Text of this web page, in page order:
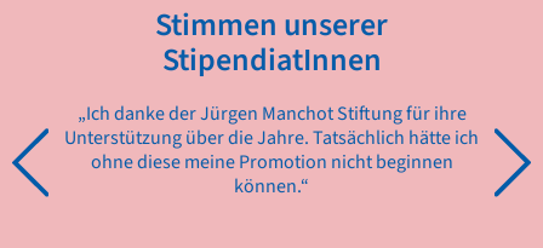
Stimmen unserer
StipendiatInnen
diese
„Ich danke der Jürgen Manchot Stiftung für ihre
Unterstützung über die Jahre. Tatsächlich hätte ich
ohne diese meine Promotion nicht beginnen
können.“
die
mir